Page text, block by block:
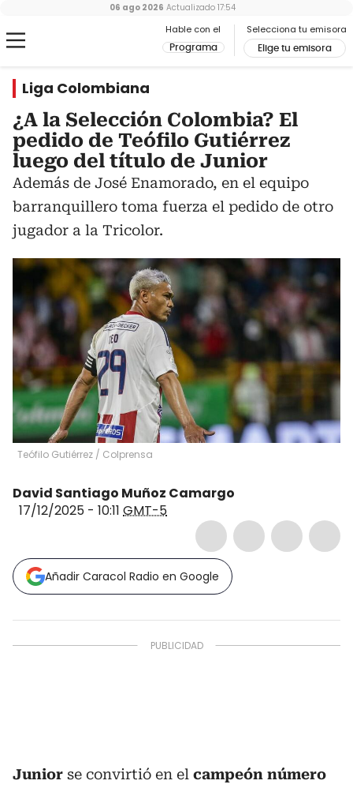
Hable con el
Programa
Selecciona tu emisora
Elige tu emisora
06 ago 2026 Actualizado 17:54
Liga Colombiana
¿A la Selección Colombia? El
pedido de Teófilo Gutiérrez
luego del título de Junior
Además de José Enamorado, en el equipo
barranquillero toma fuerza el pedido de otro
jugador a la Tricolor.
Teófilo Gutiérrez / Colprensa
David Santiago Muñoz Camargo
17/12/2025 - 10:11 GMT-5
Añadir Caracol Radio en Google
Junior se convirtió en el campeón número